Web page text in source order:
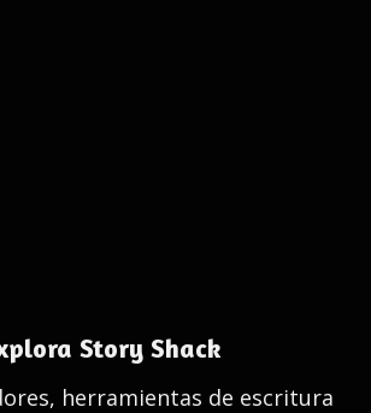
Story Shack
herramientas de escritura